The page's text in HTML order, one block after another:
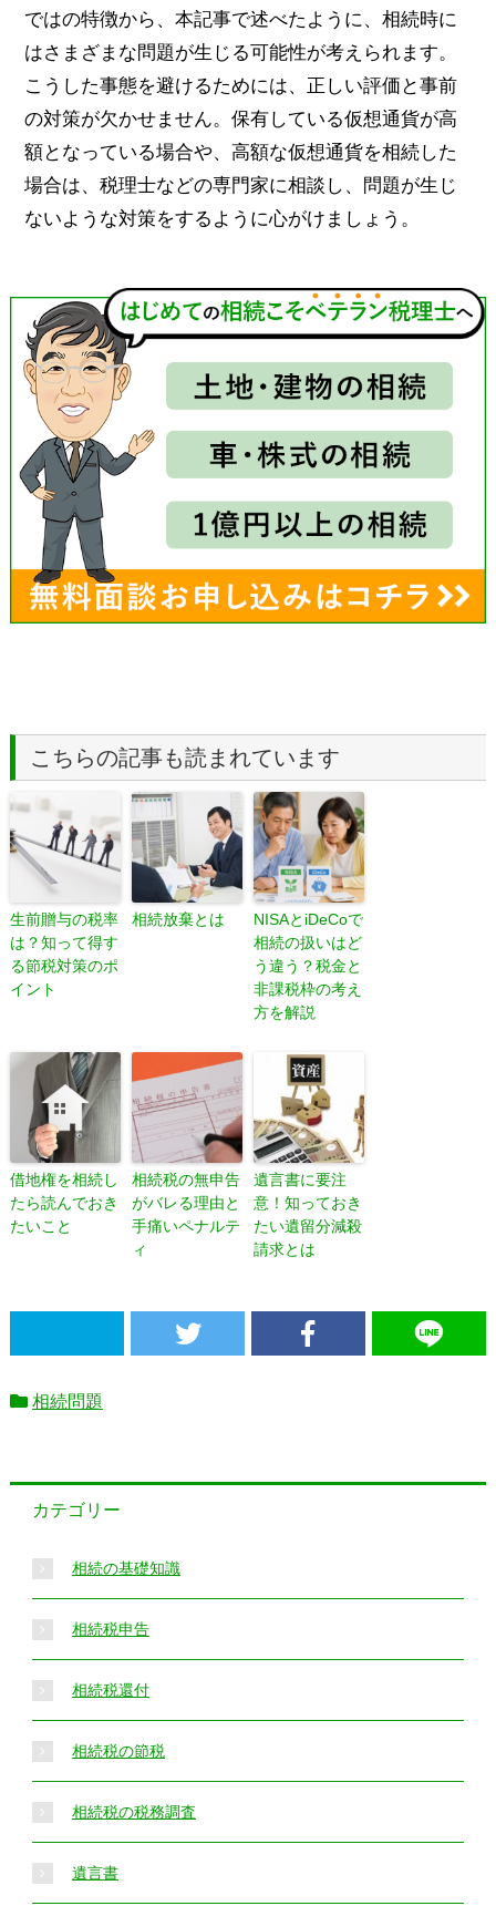
ではの特徴から、本記事で述べたように、相続時に
はさまざまな問題が生じる可能性が考えられます。
こうした事態を避けるためには、正しい評価と事前
の対策が欠かせません。保有している仮想通貨が高
額となっている場合や、高額な仮想通貨を相続した
場合は、税理士などの専門家に相談し、問題が生じ
ないような対策をするように心がけましょう。
こちらの記事も読まれています
生前贈与の税率
は？知って得す
る節税対策のポ
イント
相続放棄とは
NISAとiDeCoで
相続の扱いはど
う違う？税金と
非課税枠の考え
方を解説
借地権を相続し
たら読んでおき
たいこと
相続税の無申告
がバレる理由と
手痛いペナルテ
ィ
遺言書に要注
意！知っておき
たい遺留分減殺
請求とは
相続問題
カテゴリー
相続の基礎知識
相続税申告
相続税還付
相続税の節税
相続税の税務調査
遺言書